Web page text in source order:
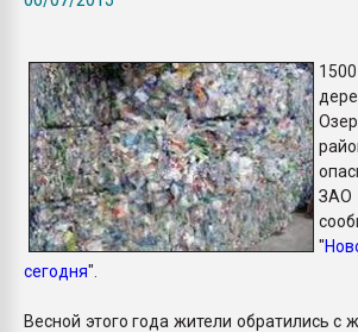
"
сегодня".
Весной этого года жители обратились с